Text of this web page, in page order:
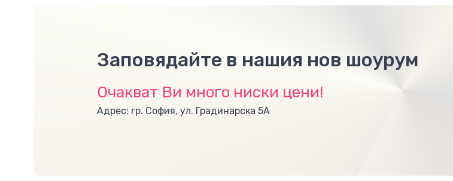
Заповядайте в нашия нов шоурум
Очакват Ви много ниски цени!
Адрес: гр. София, ул. Градинарска 5А